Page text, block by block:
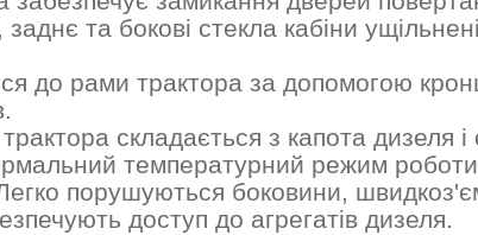
та бокові стекла кабіни
до рами трактора за допомогою
складається з капота дизеля
температурний режим
порушуються боковини,
доступ до агрегатів дизеля.